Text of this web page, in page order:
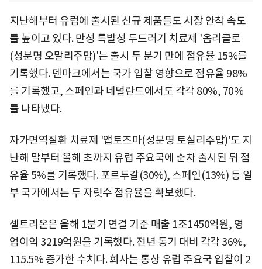
지난해부터 유럽에 출시된 신규 제품들도 시장 안착 속도
를 높이고 있다. 만성 특발성 두드러기 치료제 '옴리클로
(성분명 오말리주맙)'는 출시 두 분기 만에 점유율 15%를
기록했다. 덴마크에서는 국가 입찰 영향으로 점유율 98%
를 기록했고, 스페인과 네덜란드에서도 각각 80%, 70%
를 나타냈다.
자가면역질환 치료제 '앱토즈마(성분명 토실리주맙)'도 지
난해 말부터 올해 초까지 유럽 주요국에 순차 출시된 뒤 점
유율 5%를 기록했다. 포르투갈(30%), 스페인(13%) 등 일
부 국가에서는 두 자릿수 점유율을 확보했다.
셀트리온은 올해 1분기 연결 기준 매출 1조1450억원, 영
업이익 3219억원을 기록했다. 전년 동기 대비 각각 36%,
115.5% 증가한 수치다. 회사는 통상 유럽 주요국 입찰이 2